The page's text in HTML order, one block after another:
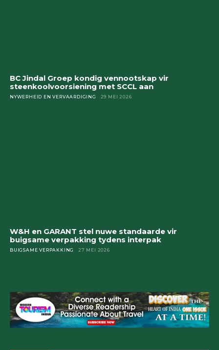
BC Jindal Groep kondig vennootskap vir
steenkoolvoorsiening met SCCL aan
NYWERHEID EN VERVAARDIGING 29 MEI 2026
W&H en GARANT stel nuwe standaarde vir
buigsame verpakking tydens interpak
BUIGSAME VERPAKKING 27 MEI 2026